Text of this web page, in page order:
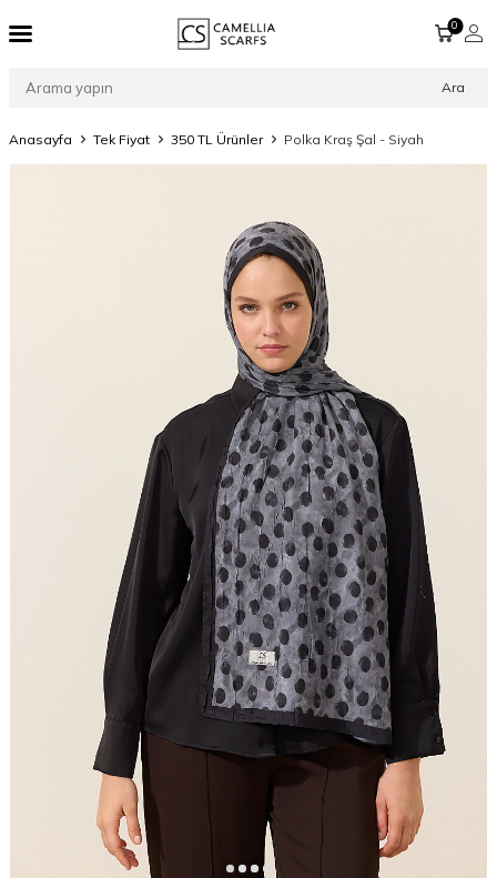
Ara
0
Anasayfa Tek Fiyat 350 TL Ürünler Polka Kraş Şal - Siyah